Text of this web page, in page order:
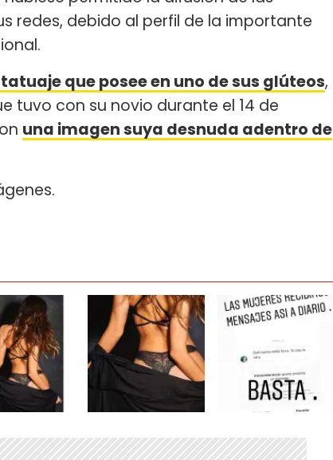
redes, debido al perfil de la importante
que posee en uno de sus glúteos,
tuvo con su novio durante el 14 de
una imagen suya desnuda adentro de